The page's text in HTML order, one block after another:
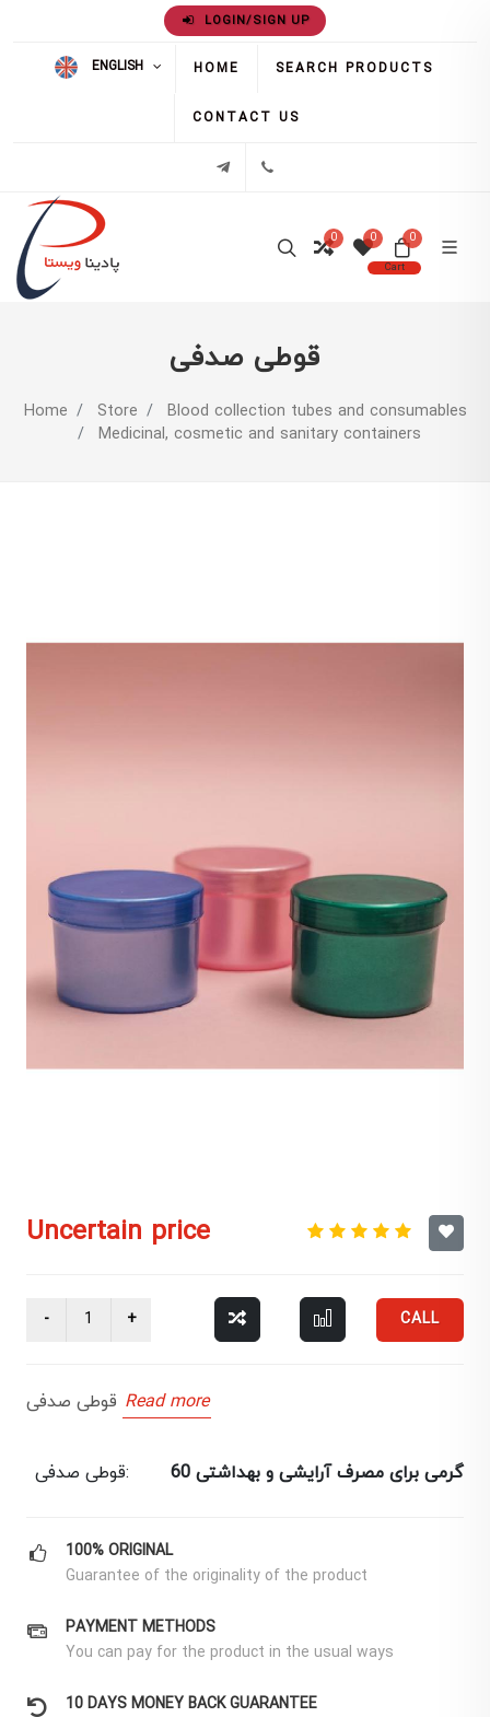
LOGIN/SIGN UP
ENGLISH HOME SEARCH PRODUCTS
CONTACT US
تلگرام
0 0
Cart
0
قوطی صدفی
Home Store
Blood collection tubes and consumables
Medicinal, cosmetic and sanitary containers
Uncertain price
CALL
Read more
قوطی صدفی: 60 گرمی برای مصرف آرایشی و بهداشتی
100% ORIGINAL
Guarantee of the originality of the product
PAYMENT METHODS
You can pay for the product in the usual ways
10 DAYS MONEY BACK GUARANTEE